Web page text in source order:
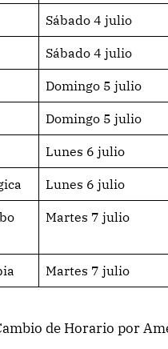
Sábado 4 julio
Sábado 4 julio
Domingo 5 julio
Domingo 5 julio
Lunes 6 julio
Lunes 6 julio
Martes 7 julio
Martes 7 julio
de Horario por